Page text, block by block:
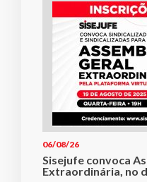
06/08/26
Sisejufe convoca
Extraordinária, no